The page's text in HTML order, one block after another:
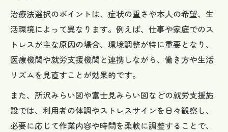
就労支援で進める適応障害からの社会復帰
適応障害と向き合うリハビリの進め方
現実的に続けやすい適応障害リハビリ方法
適応障害改善に向けた日常の実践例
治療法選択のポイントは、症状の重さや本人の希望、生
活環境によって異なります。例えば、仕事や家庭でのス
トレスが主な原因の場合、環境調整が特に重要となり、
医療機関や就労支援機関と連携しながら、働き方や生活
リズムを見直すことが効果的です。
また、所沢みらい図や富士見みらい図などの就労支援施
設では、利用者の体調やストレスサインを日々観察し、
必要に応じて作業内容や時間を柔軟に調整することで、